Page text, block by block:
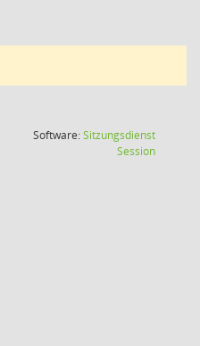
Software:Sitzungsdienst
Session(Wird in